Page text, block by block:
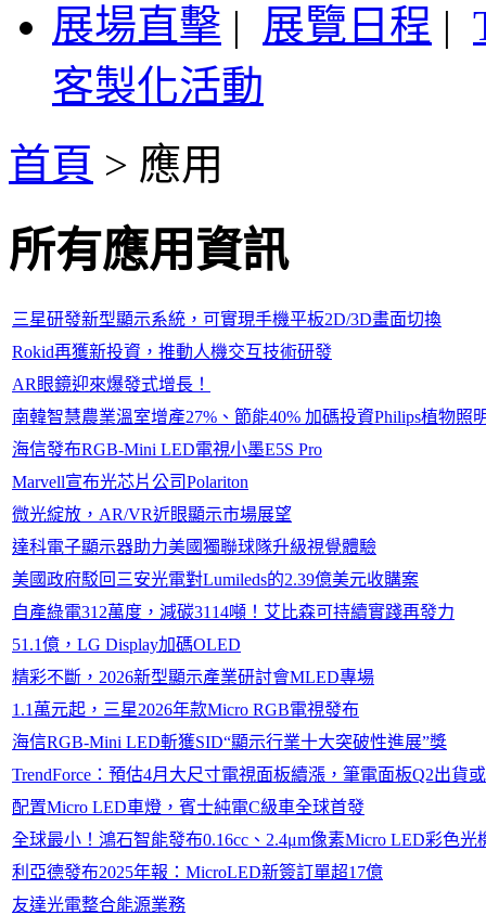
展場直擊 | 展覽日程 |
客製化活動
首頁 > 應用
所有應用資訊
三星研發新型顯示系統，可實現手機平板2D/3D畫面切換
Rokid再獲新投資，推動人機交互技術研發
AR眼鏡迎來爆發式增長！
南韓智慧農業溫室增產27%、節能40% 加碼投資Philips植物照
海信發布RGB-Mini LED電視小墨E5S Pro
Marvell宣布光芯片公司Polariton
微光綻放，AR/VR近眼顯示市場展望
達科電子顯示器助力美國獨聯球隊升級視覺體驗
美國政府駁回三安光電對Lumileds的2.39億美元收購案
自產綠電312萬度，減碳3114噸！艾比森可持續實踐再發力
51.1億，LG Display加碼OLED
精彩不斷，2026新型顯示產業研討會MLED專場
1.1萬元起，三星2026年款Micro RGB電視發布
海信RGB-Mini LED斬獲SID“顯示行業十大突破性進展”獎
TrendForce：預估4月大尺寸電視面板續漲，筆電面板Q2出貨
配置Micro LED車燈，賓士純電C級車全球首發
全球最小！鴻石智能發布0.16cc、2.4μm像素Micro LED彩色光
利亞德發布2025年報：MicroLED新簽訂單超17億
友達光電整合能源業務